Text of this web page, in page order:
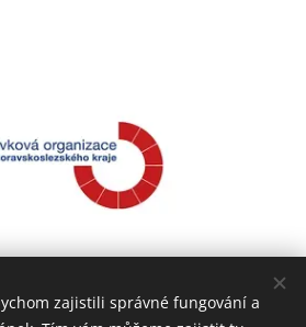
zajistili správné fungování a